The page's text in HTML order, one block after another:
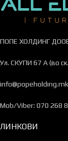
ПОПЕ ХОЛДИНГ
Ул. СКУПИ 67 А (во
info@popeholding.mk
Mob/Viber: 070 268
ЛИНКОВИ